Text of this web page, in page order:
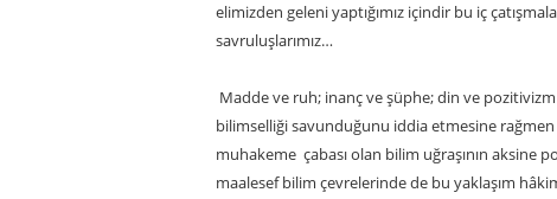
elimizden geleni yaptığımız içindir bu iç
savruluşlarımız…
Madde ve ruh; inanç ve şüphe; din ve
bilimselliği savunduğunu iddia etmesine rağmen
muhakeme çabası olan bilim uğraşının aksine
maalesef bilim çevrelerinde de bu yaklaşım